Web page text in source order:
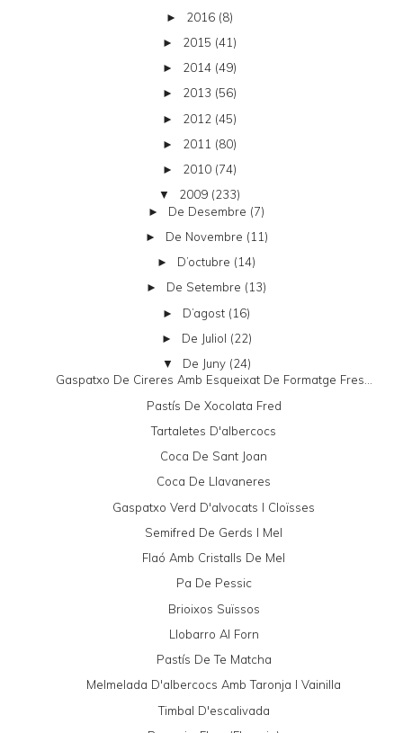
► 2016 (8)
► 2015 (41)
► 2014 (49)
► 2013 (56)
► 2012 (45)
► 2011 (80)
► 2010 (74)
▼ 2009 (233)
► De Desembre (7)
► De Novembre (11)
► D’octubre (14)
► De Setembre (13)
► D’agost (16)
► De Juliol (22)
▼ De Juny (24)
Gaspatxo De Cireres Amb Esqueixat De Formatge Fres...
Pastís De Xocolata Fred
Tartaletes D'albercocs
Coca De Sant Joan
Coca De Llavaneres
Gaspatxo Verd D'alvocats I Cloïsses
Semifred De Gerds I Mel
Flaó Amb Cristalls De Mel
Pa De Pessic
Brioixos Suïssos
Llobarro Al Forn
Pastís De Te Matcha
Melmelada D'albercocs Amb Taronja I Vainilla
Timbal D'escalivada